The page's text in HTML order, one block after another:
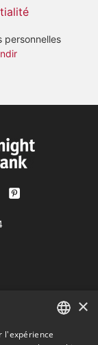
personnelles
×
l'expérience